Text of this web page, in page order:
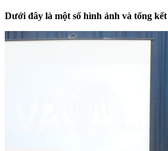
Dưới đây là một số hình ảnh và tổng